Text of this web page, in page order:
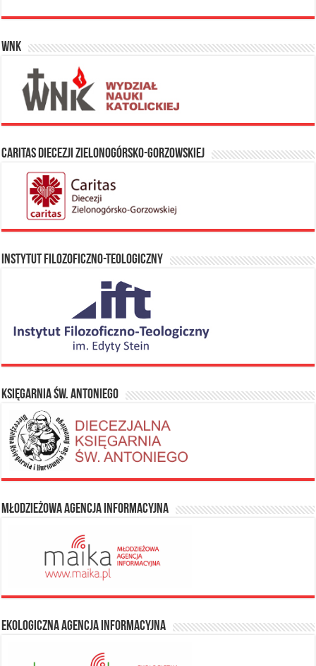
WNK
Caritas Diecezji Zielonogórsko-Gorzowskiej
Instytut Filozoficzno-Teologiczny
Księgarnia Św. Antoniego
Młodzieżowa Agencja Informacyjna
Ekologiczna Agencja Informacyjna